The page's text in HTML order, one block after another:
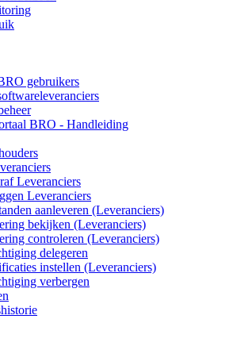
gebruikers
BRO - Handleiding
Leveranciers
Leveranciers
aanleveren (Leveranciers)
bekijken (Leveranciers)
controleren (Leveranciers)
delegeren
instellen (Leveranciers)
verbergen